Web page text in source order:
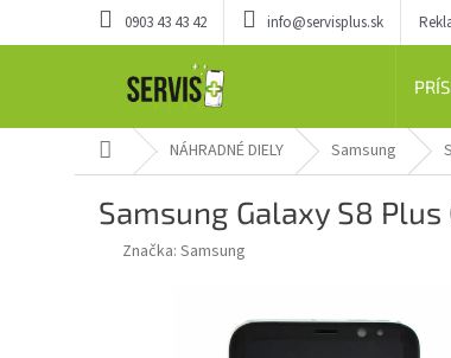
0903 43 43 42 info@servisplus.sk
DomovNÁHRADNÉ DIELY Samsung
Samsung Galaxy S8
Značka: Samsung